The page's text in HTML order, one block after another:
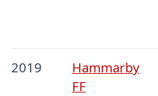
2019
Hammarby
FF